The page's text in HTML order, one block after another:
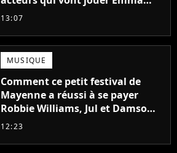
Frost et Cyclope trouvés !
13:07
MUSIQUE
Comment ce petit festival de
Mayenne a réussi à se payer
Robbie Williams, Jul et Damso
cette année ?
12:23